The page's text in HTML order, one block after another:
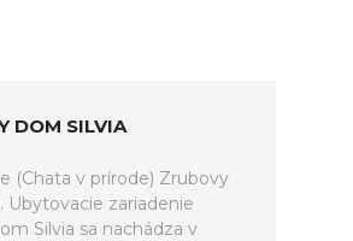
DOM SILVIA
(Chata v prírode) Zrubovy
Ubytovacie zariadenie
Silvia sa nachádza v